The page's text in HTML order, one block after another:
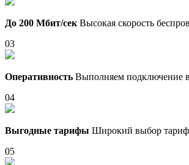
До 200 Мбит/сек Высокая скорость
03
Оперативность Выполняем подключение
04
Выгодные тарифы Широкий выбор
05